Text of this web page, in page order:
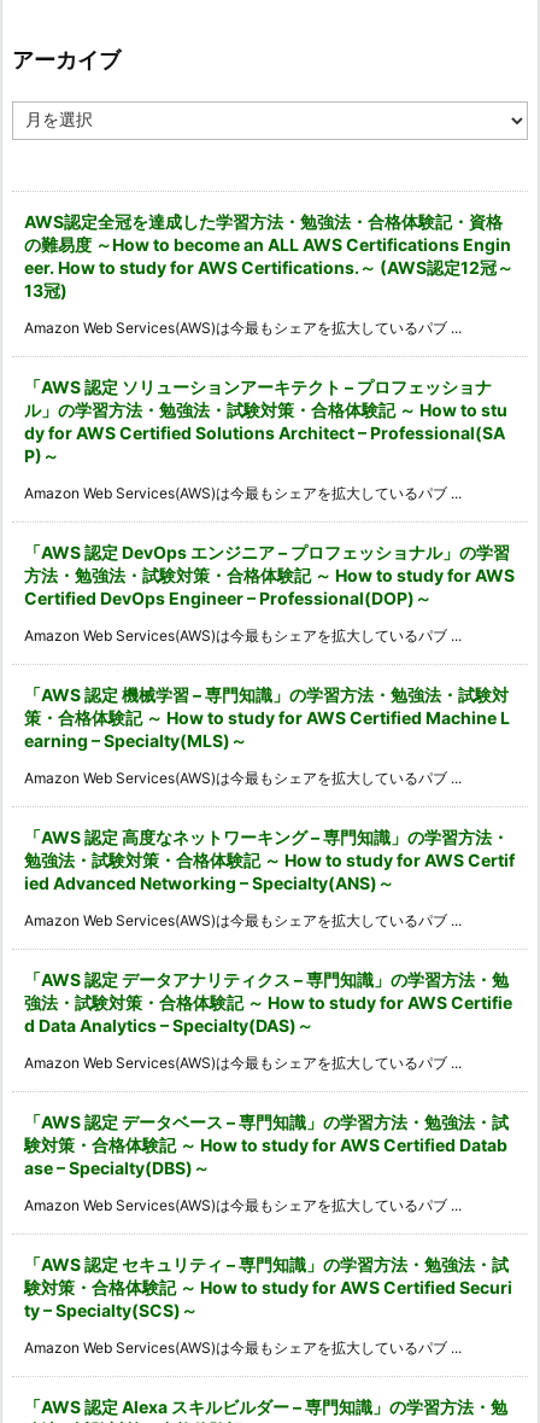
ー
アーカイブ
ー
AWS認定全冠を達成した学習方法・勉強法・合格体験記・資格
の難易度 ～How to become an ALL AWS Certifications Engin
eer. How to study for AWS Certifications.～ (AWS認定12冠～
13冠)
Amazon Web Services(AWS)は今最もシェアを拡大しているパブ ...
「AWS 認定 ソリューションアーキテクト – プロフェッショナ
ル」の学習方法・勉強法・試験対策・合格体験記 ～ How to stu
dy for AWS Certified Solutions Architect – Professional(SA
P)～
Amazon Web Services(AWS)は今最もシェアを拡大しているパブ ...
「AWS 認定 DevOps エンジニア – プロフェッショナル」の学習
方法・勉強法・試験対策・合格体験記 ～ How to study for AWS
Certified DevOps Engineer – Professional(DOP)～
Amazon Web Services(AWS)は今最もシェアを拡大しているパブ ...
「AWS 認定 機械学習 – 専門知識」の学習方法・勉強法・試験対
策・合格体験記 ～ How to study for AWS Certified Machine L
earning – Specialty(MLS)～
Amazon Web Services(AWS)は今最もシェアを拡大しているパブ ...
「AWS 認定 高度なネットワーキング – 専門知識」の学習方法・
勉強法・試験対策・合格体験記 ～ How to study for AWS Certif
ied Advanced Networking – Specialty(ANS)～
Amazon Web Services(AWS)は今最もシェアを拡大しているパブ ...
「AWS 認定 データアナリティクス – 専門知識」の学習方法・勉
強法・試験対策・合格体験記 ～ How to study for AWS Certifie
d Data Analytics – Specialty(DAS)～
Amazon Web Services(AWS)は今最もシェアを拡大しているパブ ...
「AWS 認定 データベース – 専門知識」の学習方法・勉強法・試
験対策・合格体験記 ～ How to study for AWS Certified Datab
ase – Specialty(DBS)～
Amazon Web Services(AWS)は今最もシェアを拡大しているパブ ...
「AWS 認定 セキュリティ – 専門知識」の学習方法・勉強法・試
験対策・合格体験記 ～ How to study for AWS Certified Securi
ty – Specialty(SCS)～
Amazon Web Services(AWS)は今最もシェアを拡大しているパブ ...
「AWS 認定 Alexa スキルビルダー – 専門知識」の学習方法・勉